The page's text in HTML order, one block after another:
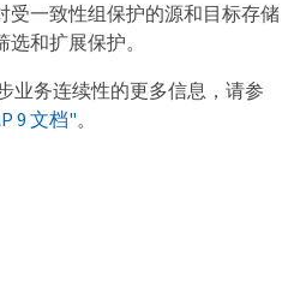
受一致性组保护的源和目标存储
和扩展保护。
业务连续性的更多信息，请参
9 文档"。